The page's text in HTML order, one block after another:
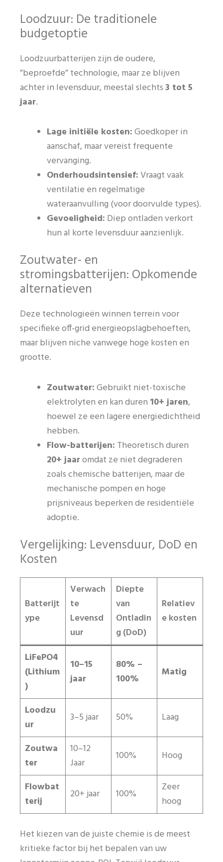
Loodzuur: De traditionele
budgetoptie
Loodzuurbatterijen zijn de oudere,
”beproefde” technologie, maar ze blijven
achter in levensduur, meestal slechts3 tot 5
jaar.
Lage initiële kosten:Goedkoper in
aanschaf, maar vereist frequente
vervanging.
Onderhoudsintensief:Vraagt vaak
ventilatie en regelmatige
wateraanvulling (voor doorvulde types).
Gevoeligheid: Diep ontladen verkort
hun al korte levensduur aanzienlijk.
Zoutwater- en
stromingsbatterijen: Opkomende
alternatieven
Deze technologieën winnen terrein voor
specifieke off-grid energieopslagbehoeften,
maar blijven niche vanwege hoge kosten en
grootte.
Zoutwater:Gebruikt niet-toxische
elektrolyten en kan duren 10+ jaren,
hoewel ze een lagere energiedichtheid
hebben.
Flow-batterijen: Theoretisch duren
20+ jaaromdat ze niet degraderen
zoals chemische batterijen, maar de
mechanische pompen en hoge
prijsniveaus beperken de residentiële
adoptie.
Vergelijking: Levensduur, DoD en
Kosten
Batterijt
ype
Verwach
te
Levensd
uur
Diepte
van
Ontladin
g (DoD)
Relatiev
e kosten
LiFePO4
(Lithium
)
10–15
jaar
80% –
100%
Matig
Loodzu
ur
3–5 jaar 50% Laag
Zoutwa
ter
10–12
Jaar
100% Hoog
Flowbat
terij
20+ jaar 100%
Zeer
hoog
Het kiezen van de juiste chemie is de meest
kritieke factor bij het bepalen van uw